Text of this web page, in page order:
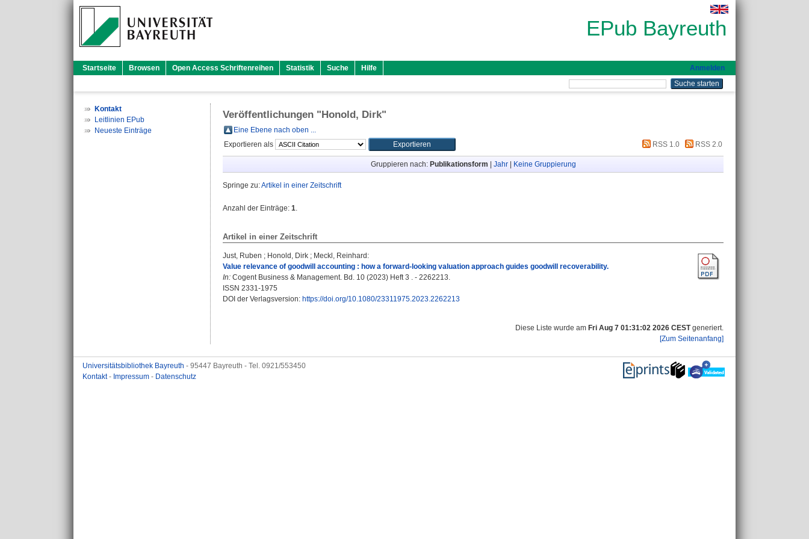
EPub Bayreuth
Startseite Browsen Open Access Schriftenreihen Statistik Suche Hilfe Anmelden
Kontakt
Leitlinien EPub
Neueste Einträge
Veröffentlichungen "Honold, Dirk"
Eine Ebene nach oben ...
Exportieren als
RSS 1.0 RSS 2.0
Gruppieren nach: Publikationsform Jahr| Keine Gruppierung
Springe zu:Artikel in einer Zeitschrift
Anzahl der Einträge: 1.
Artikel in einer Zeitschrift
Just, Ruben ; Honold, Dirk ; Meckl, Reinhard :
Value relevance of goodwill accounting : how a forward-looking valuation approach guides goodwill recoverability.
In: Cogent Business & Management. Bd. 10 (2023) Heft 3 . - 2262213.
ISSN 2331-1975
DOI der Verlagsversion: https://doi.org/10.1080/23311975.2023.2262213
Diese Liste wurde am Fri Aug 7 01:31:02 2026 CESTgeneriert.
[Zum Seitenanfang]
Universitätsbibliothek Bayreuth - 95447 Bayreuth - Tel. 0921/553450
Kontakt- Impressum - Datenschutz